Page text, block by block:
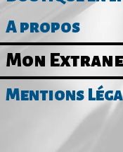
A propos
Mon
Mentions